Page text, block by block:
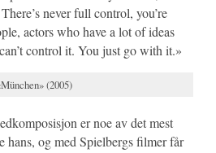
never full control, you’re
actors who have a lot of ideas
control it. You just go with it.»
(2005)
er noe av det mest
hans, og med Spielbergs filmer får